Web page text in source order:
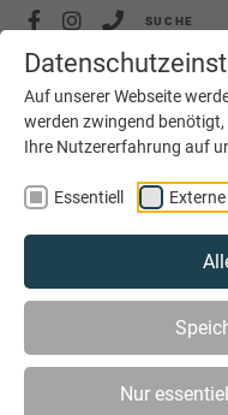
Auf unserer Webseite
werden zwingend
Ihre Nutzererfahrung auf
Essentiell
Nur
SUCHE
KRÜGER GMBH,